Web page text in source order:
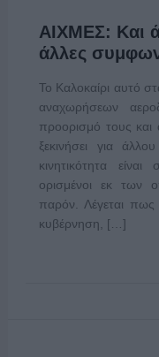
ΑΙΧΜΕΣ: Και
άλλες
Το Καλοκαίρι αυτό
αναχωρήσεων
προορισμό τους και
ξεκινήσει για
κινητικότητα
ορισμένοι εκ των
παρόν. Λέγεται
κυβέρνηση, […]